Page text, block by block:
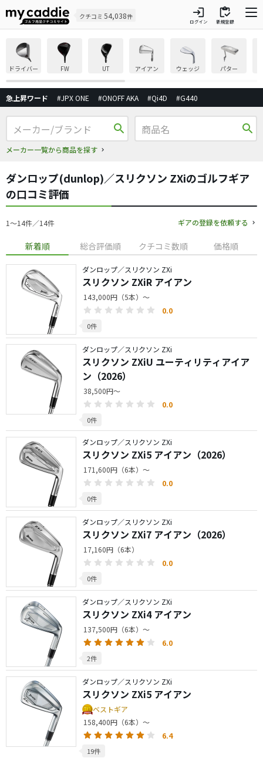
クチコミ 54,038件 login
ログイン
inventory
新規登録
ドライバー FW UT アイアン ウェッジ パター
急上昇ワード #JPX ONE #ONOFF AKA #Qi4D #G440
search
メーカー一覧から商品を探す
search
ダンロップ(dunlop)／スリクソン ZXiのゴルフギア
の口コミ評価
1〜14件／14件 ギアの登録を依頼する
新着順 総合評価順 クチコミ数順 価格順
ダンロップ／スリクソン ZXi
スリクソン ZXiR アイアン
143,000円（5本）～
0.0
0件
ダンロップ／スリクソン ZXi
スリクソン ZXiU ユーティリティアイア
ン（2026）
38,500円～
0.0
0件
ダンロップ／スリクソン ZXi
スリクソン ZXi5 アイアン（2026）
171,600円（6本）～
0.0
0件
ダンロップ／スリクソン ZXi
スリクソン ZXi7 アイアン（2026）
17,160円（6本）
0.0
0件
ダンロップ／スリクソン ZXi
スリクソン ZXi4 アイアン
137,500円（6本）～
6.0
2件
ダンロップ／スリクソン ZXi
スリクソン ZXi5 アイアン
ベストギア
158,400円（6本）～
6.4
19件